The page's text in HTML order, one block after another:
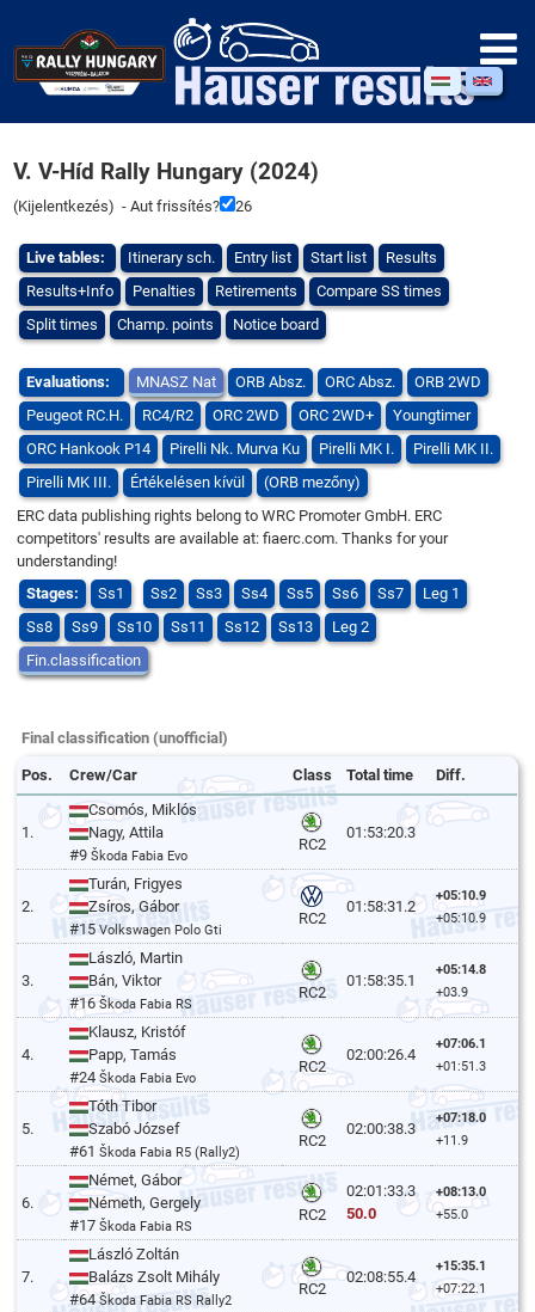
V. V-Híd Rally Hungary (2024)
(Kijelentkezés) - Aut frissítés? 25
Live tables: Itinerary sch. Entry list Start list
Results
Results+Info
Penalties Retirements
Compare SS times
Split times
Champ. points Notice board
Evaluations: MNASZ Nat ORB Absz. ORC Absz.
ORB 2WD
Peugeot RC.H.
RC4/R2 ORC 2WD ORC 2WD+
Youngtimer
ORC Hankook P14
Pirelli Nk. Murva Ku Pirelli MK I.
Pirelli MK II.
Pirelli MK III.
Értékelésen kívül
(ORB mezőny)
ERC data publishing rights belong to WRC Promoter GmbH. ERC
competitors' results are available at: fiaerc.com. Thanks for your
understanding!
Stages:
Ss1 Ss2 Ss3 Ss4 Ss5 Ss6 Ss7
Leg 1
Ss8
Ss9 Ss10 Ss11 Ss12 Ss13
Leg 2
Fin.classification
Final classification (unofficial)
Pos. Crew/Car Class Total time Diff.
1.
Csomós, Miklós
Nagy, Attila
#9Škoda Fabia Evo
RC2
01:53:20.3
2.
Turán, Frigyes
Zsíros, Gábor
#15Volkswagen Polo Gti
RC2
01:58:31.2
+05:10.9
+05:10.9
3.
László, Martin
Bán, Viktor
#16Škoda Fabia RS
RC2
01:58:35.1
+05:14.8
+03.9
4.
Klausz, Kristóf
Papp, Tamás
#24Škoda Fabia Evo
RC2
02:00:26.4
+07:06.1
+01:51.3
5.
Tóth Tibor
Szabó József
#61Škoda Fabia R5 (Rally2)
RC2
02:00:38.3
+07:18.0
+11.9
6.
Német, Gábor
Németh, Gergely
#17Škoda Fabia RS
RC2
02:01:33.3
50.0
+08:13.0
+55.0
7.
László Zoltán
Balázs Zsolt Mihály
#64Škoda Fabia RS Rally2
RC2
02:08:55.4
+15:35.1
+07:22.1